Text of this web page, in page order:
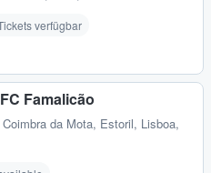
verfügbar
Famalicão
da Mota, Estoril, Lisboa,